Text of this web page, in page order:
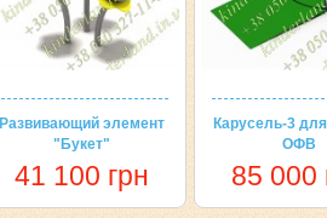
Развивающий элемент
"Букет"
41 100 грн
Карусель-3
ОФВ
85 000